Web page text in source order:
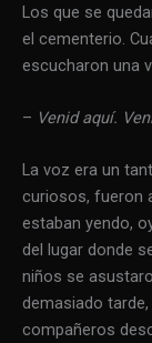
Los que se
el cementerio.
escucharon una
– Venid aquí.
La voz era un
curiosos, fueron
estaban yendo,
del lugar donde
niños se
demasiado
compañeros